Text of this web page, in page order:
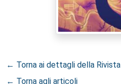
← Torna ai dettagli della Rivista
← Torna agli articoli